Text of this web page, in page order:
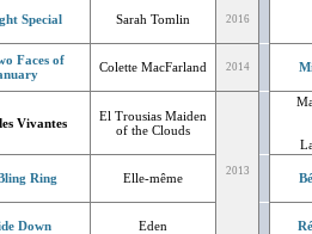
Special Sarah Tomlin 2016
Faces of
Colette MacFarland 2014
Vivantes
El Trousias Maiden
of the Clouds
2013
Ring Elle-même
Down Eden